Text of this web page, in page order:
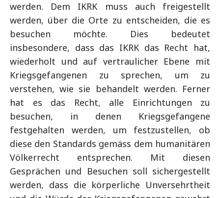
werden. Dem IKRK muss auch freigestellt
werden, über die Orte zu entscheiden, die es
besuchen möchte. Dies bedeutet
insbesondere, dass das IKRK das Recht hat,
wiederholt und auf vertraulicher Ebene mit
Kriegsgefangenen zu sprechen, um zu
verstehen, wie sie behandelt werden. Ferner
hat es das Recht, alle Einrichtungen zu
besuchen, in denen Kriegsgefangene
festgehalten werden, um festzustellen, ob
diese den Standards gemäss dem humanitären
Völkerrecht entsprechen. Mit diesen
Gesprächen und Besuchen soll sichergestellt
werden, dass die körperliche Unversehrtheit